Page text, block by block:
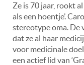
Ze is 70 jaar, rookt
als een hoentje’.
stereotype oma. De
dat ze al haar
voor medicinale
een actief lid van